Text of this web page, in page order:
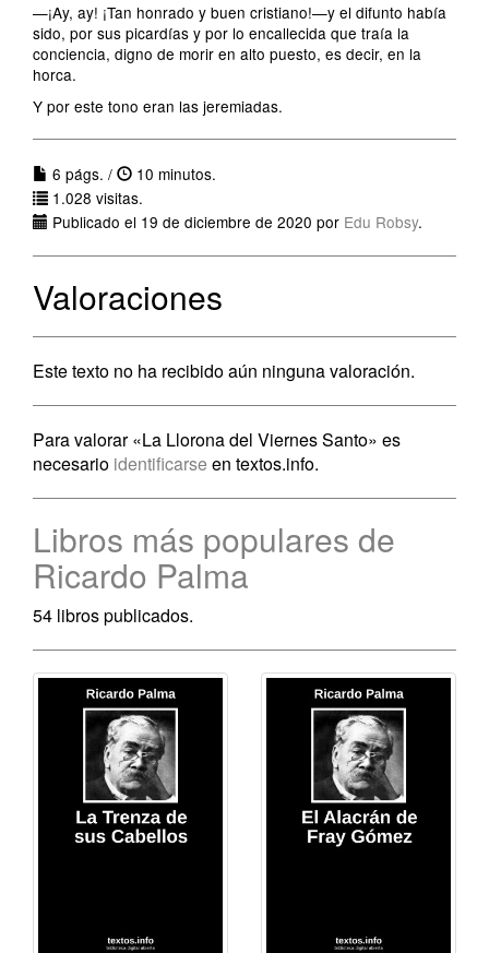
—¡Ay, ay! ¡Tan honrado y buen cristiano!—y el difunto había
sido, por sus picardías y por lo encallecida que traía la
conciencia, digno de morir en alto puesto, es decir, en la
horca.
Y por este tono eran las jeremiadas.
6 págs. /
10 minutos.
1.028 visitas.
Publicado el 19 de diciembre de 2020 por Edu Robsy.
Valoraciones
Este texto no ha recibido aún ninguna valoración.
Para valorar «La Llorona del Viernes Santo» es
necesario identificarse en textos.info.
Libros más populares de
Ricardo Palma
54 libros publicados.